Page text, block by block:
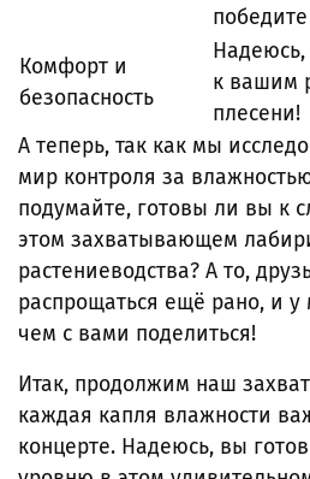
Комфорт и
безопасность
Надеюсь,
к вашим
плесени!
А теперь, так как мы
мир контроля за
подумайте, готовы ли вы к
этом захватывающем
растениеводства? А то,
распрощаться ещё рано, и
чем с вами поделиться!
Итак, продолжим наш
каждая капля влажности
концерте. Надеюсь, вы